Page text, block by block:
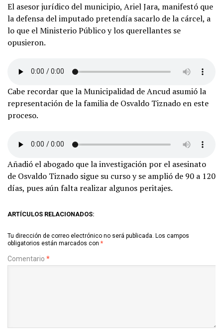
El asesor jurídico del municipio, Ariel Jara, manifestó que
la defensa del imputado pretendía sacarlo de la cárcel, a
lo que el Ministerio Público y los querellantes se
opusieron.
Cabe recordar que la Municipalidad de Ancud asumió la
representación de la familia de Osvaldo Tiznado en este
proceso.
Añadió el abogado que la investigación por el asesinato
de Osvaldo Tiznado sigue su curso y se amplió de 90 a 120
días, pues aún falta realizar algunos peritajes.
ARTÍCULOS RELACIONADOS:
Tu dirección de correo electrónico no será publicada. Los campos
obligatorios están marcados con *
Comentario *